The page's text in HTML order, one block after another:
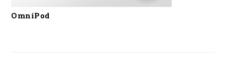
OmniPod